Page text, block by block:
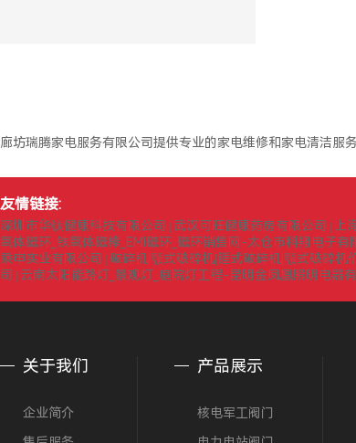
廊坊瑞腾家电服务有限公司提供专业的家电维修和家电清洁服
友情链接:
深圳市华钛健康科技有限公司 武汉可旺健康药房有限公司 上
氧体磁环_铁氧体磁棒_EMI磁环_磁环销售网-太仓市科翔电子有
乘申实业有限公司
破碎机|颚式破碎机|锤式破碎机|颚式破碎
司
云南太阳能路灯_景观灯_庭院灯工程-昆明金凤凰照明电器
关于我们
企业简介
产品展示
核电军工阀门